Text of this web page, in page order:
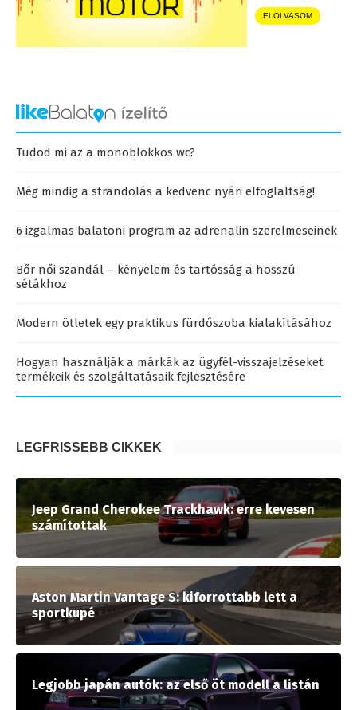
ELOLVASOM
Tudod mi az a monoblokkos wc?
Még mindig a strandolás a kedvenc nyári elfoglaltság!
6 izgalmas balatoni program az adrenalin szerelmeseinek
Bőr női szandál – kényelem és tartósság a hosszú
sétákhoz
Modern ötletek egy praktikus fürdőszoba kialakításához
Hogyan használják a márkák az ügyfél-visszajelzéseket
termékeik és szolgáltatásaik fejlesztésére
LEGFRISSEBB CIKKEK
Jeep Grand Cherokee Trackhawk: erre kevesen
számítottak
Aston Martin Vantage S: kiforrottabb lett a
sportkupé
Legjobb japán autók: az első öt modell a listán